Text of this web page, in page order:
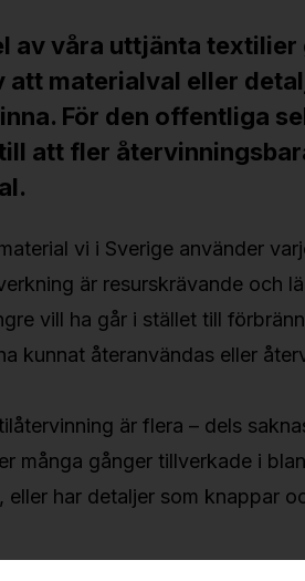
av våra uttjänta
att materialval eller
För den offentliga
att fler
vi i Sverige använder
är resurskrävande och
vill ha går i stället till
kunnat återanvändas eller
är flera – dels
många gånger tillverkade i
eller har detaljer som knappar